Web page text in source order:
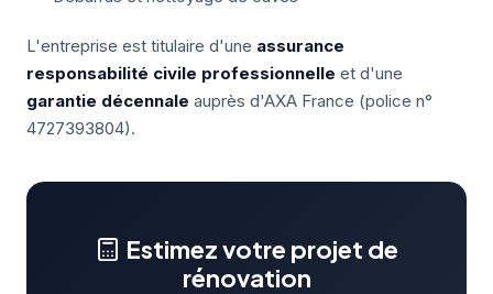
L'entreprise est titulaire d'une assurance
responsabilité civile professionnelle et d'une
garantie décennale auprès d'AXA France (police n°
4727393804).
Estimez votre projet de
rénovation